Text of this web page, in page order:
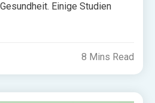
Einige Studien
8 Mins Read